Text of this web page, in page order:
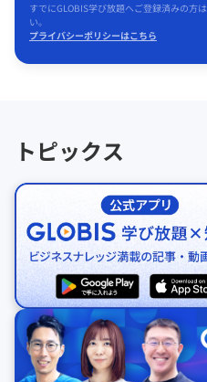
すでにGLOBIS学び放題へご登録済みの方
い。
プライバシーポリシーはこちら
トピックス